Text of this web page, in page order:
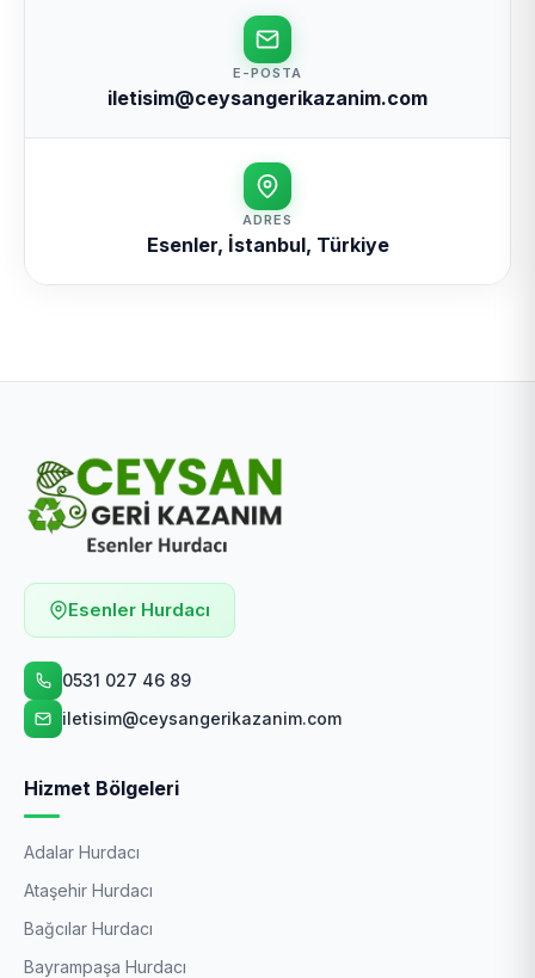
E-POSTA
iletisim@ceysangerikazanim.com
ADRES
Esenler, İstanbul, Türkiye
Esenler Hurdacı
0531 027 46 89
iletisim@ceysangerikazanim.com
Hizmet Bölgeleri
Adalar Hurdacı
Ataşehir Hurdacı
Bağcılar Hurdacı
Bayrampaşa Hurdacı